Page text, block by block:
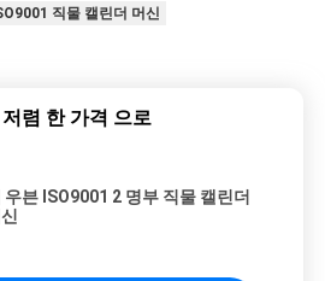
직물 캘린더 머신
렴 한 가격 으로
우븐 ISO9001 2 명부 직물 캘린더